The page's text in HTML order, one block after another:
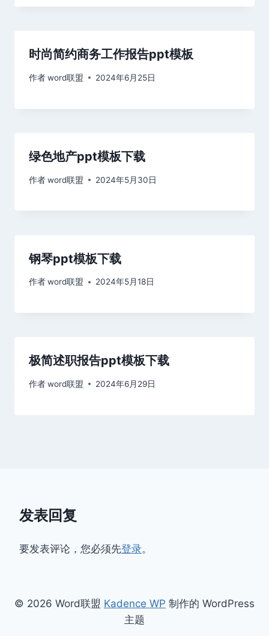
时尚简约商务工作报告ppt模板
作者word联盟 2024年6月25日
绿色地产ppt模板下载
作者word联盟 2024年5月30日
钢琴ppt模板下载
作者word联盟 2024年5月18日
极简述职报告ppt模板下载
作者word联盟 2024年6月29日
发表回复
要发表评论，您必须先登录。
© 2026 Word联盟 Kadence WP 制作的 WordPress
主题